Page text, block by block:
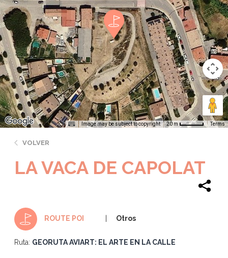
Image may be subject to copyright 20 m Terms
VOLVER
LA VACA DE CAPOLAT
ROUTE POI Otros
Ruta: GEORUTA AVIART: EL ARTE EN LA CALLE